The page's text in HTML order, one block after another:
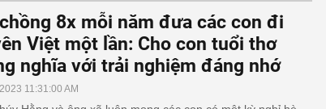
8x mỗi năm đưa các con đi
Việt một lần: Cho con tuổi thơ
nghĩa với trải nghiệm đáng nhớ
11:31:00 AM